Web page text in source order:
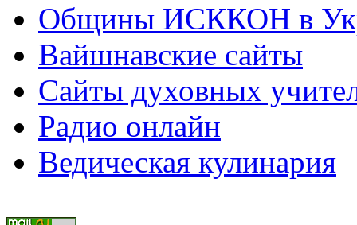
Общины ИСККОН в
Вайшнавские сайты
Сайты духовных
Радио онлайн
Ведическая кулинария